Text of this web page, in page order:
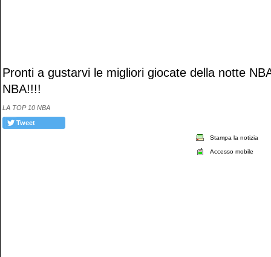
Pronti a gustarvi le migliori giocate della notte
NBA!!!!
LA TOP 10 NBA
Tweet
Stampa la notizia
Accesso mobile